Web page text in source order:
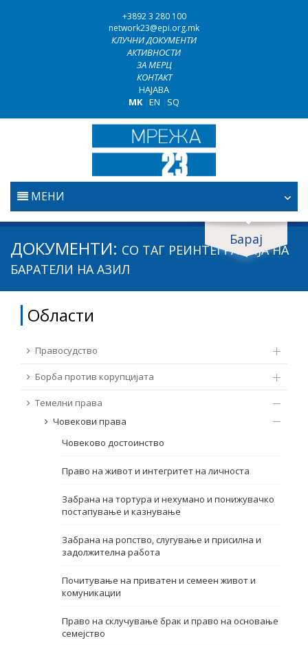
+3892 3 280 100
network23@epi.org.mk
КЛУЧНИ ДОКУМЕНТИ
АКТИВНОСТИ
ЗА МЕРЦ
КОНТАКТ
НАЈАВА
MK|EN | SQ
МЕНИ
ПОЧЕТНА
ПРАВОСУДСТВО
БОРБА ПРОТИВ КОРУПЦИЈАТА
ТЕМЕЛНИ ПРАВА
Барај
Барај документи
Барај
Област / подрачје
Извор
Од Мрежа 23
Датум на објавување
Име, опис или клучен збор
ДОКУМЕНТИ: СО ТАГ РЕИНТЕГРАЦИЈА НА
БАРАТЕЛИ НА АЗИЛ
Области
Правосудство
Борба против корупцијата
Темелни права
Човекови права
Човеково достоинство
Право на живот и интегритет на личноста
Забрана на тортура и нехумано и понижувачко
постапување и казнување
Забрана на ропство, слугување и присилна и
задолжителна работа
Почитување на приватен и семеен живот и
комуникации
Право на склучување брак и право на основање
семејство